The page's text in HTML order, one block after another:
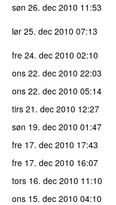
søn 26. dec 2010 11:53
lør 25. dec 2010 07:13
fre 24. dec 2010 02:10
ons 22. dec 2010 22:03
ons 22. dec 2010 05:14
tirs 21. dec 2010 12:27
søn 19. dec 2010 01:47
fre 17. dec 2010 17:43
fre 17. dec 2010 16:07
tors 16. dec 2010 11:10
ons 15. dec 2010 04:10